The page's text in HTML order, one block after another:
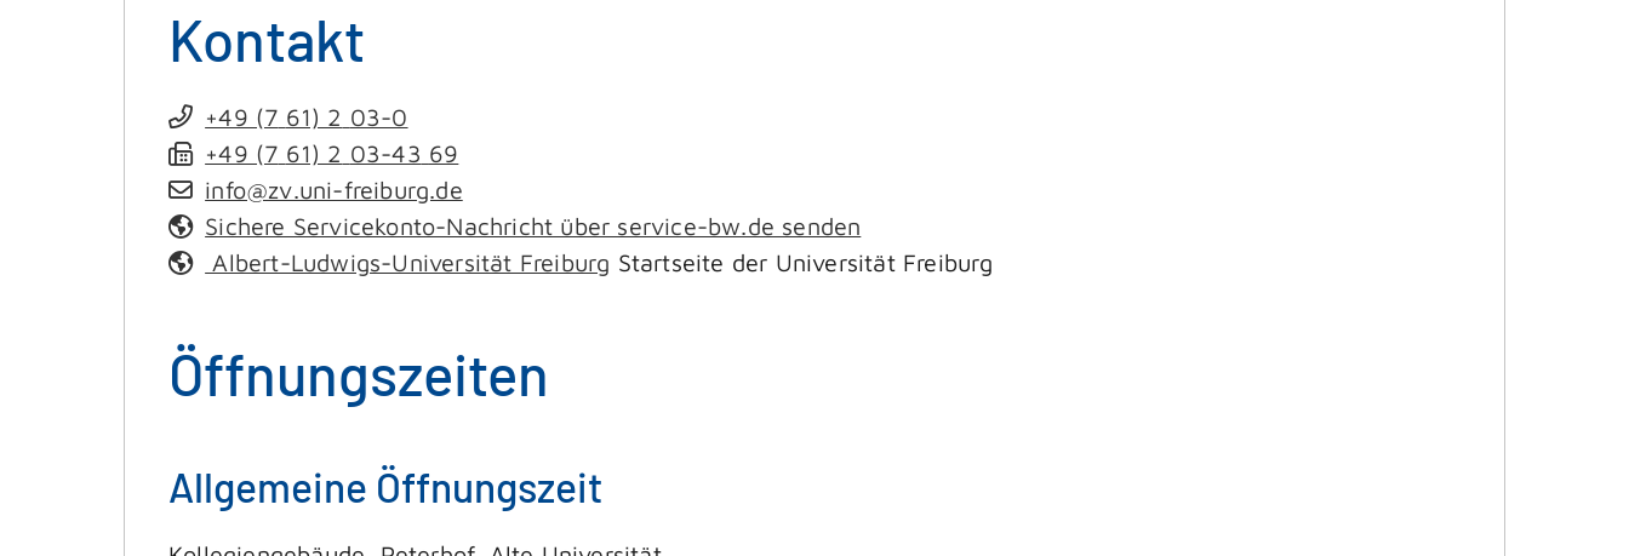
Kontakt
+49 (7 61) 2 03-0
+49 (7 61) 2 03-43 69
info@zv.uni-freiburg.de
Sichere Servicekonto-Nachricht über service-bw.de senden
Albert-Ludwigs-Universität Freiburg Startseite der Universität Freiburg
Öffnungszeiten
Allgemeine Öffnungszeit